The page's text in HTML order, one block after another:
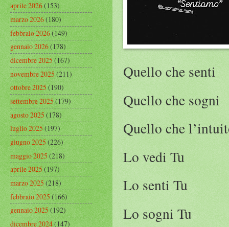
Quello che senti
Quello che sogni
Quello che
Lo vedi Tu
Lo senti Tu
Lo sogni Tu
aprile 2026(153)
marzo 2026(180)
febbraio 2026(149)
gennaio 2026(178)
dicembre 2025(167)
novembre 2025(211)
ottobre 2025(190)
settembre 2025(179)
agosto 2025(178)
luglio 2025(197)
giugno 2025(226)
maggio 2025(218)
aprile 2025(197)
marzo 2025(218)
febbraio 2025(166)
gennaio 2025(192)
dicembre 2024(147)